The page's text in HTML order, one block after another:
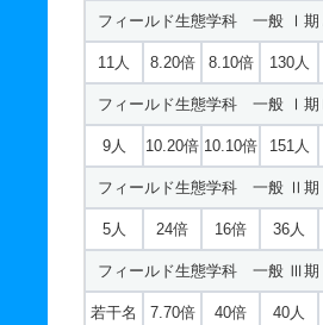
フィールド生態学科 一般 Ⅰ期
11人 8.20倍 8.10倍 130人
フィールド生態学科 一般 Ⅰ期
9人 10.20倍 10.10倍 151人
フィールド生態学科 一般 Ⅱ期
5人 24倍 16倍 36人
フィールド生態学科 一般 Ⅲ期
若干名 7.70倍 40倍 40人